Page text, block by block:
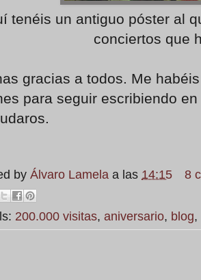
tenéis un antiguo póster al
conciertos que
gracias a todos. Me
para seguir escribiendo
by Álvaro Lamela a las 14:15 8
200.000 visitas, aniversario, blog,